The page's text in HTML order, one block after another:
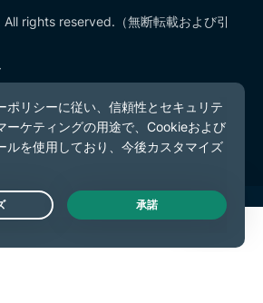
rights reserved.（無断転載および引
Live Chat